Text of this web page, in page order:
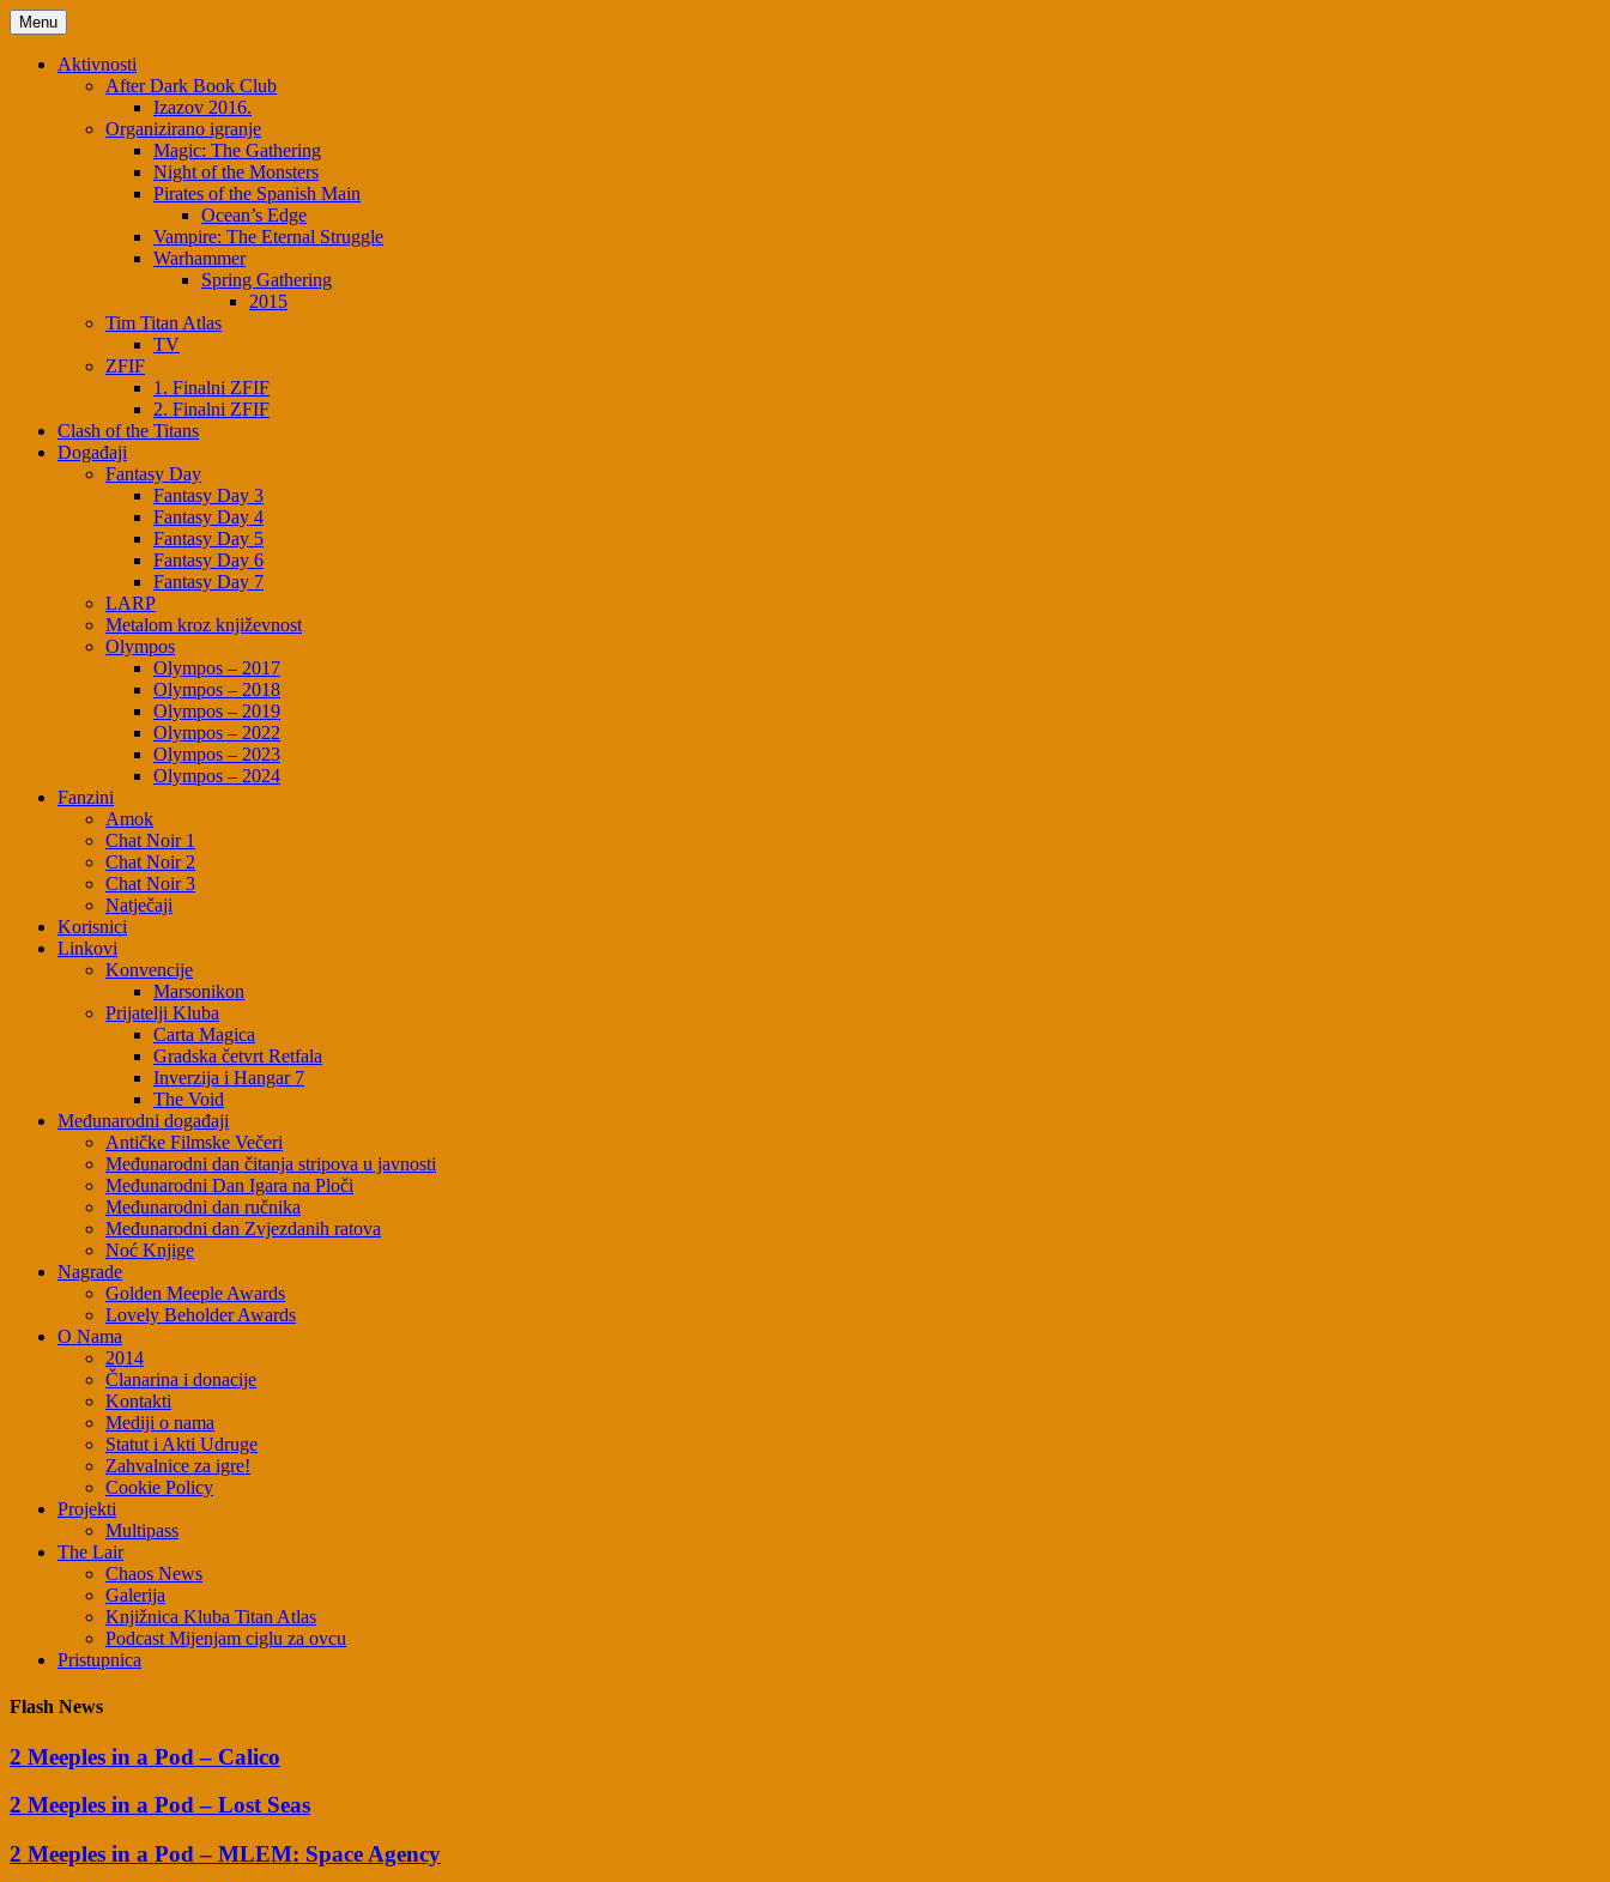
Skip
to
content
Menu
Aktivnosti
After Dark Book Club
Izazov 2016.
Organizirano igranje
Magic: The Gathering
Night of the Monsters
Pirates of the Spanish Main
Ocean’s Edge
Vampire: The Eternal Struggle
Warhammer
Spring Gathering
2015
Tim Titan Atlas
TV
ZFIF
1. Finalni ZFIF
2. Finalni ZFIF
Clash of the Titans
Događaji
Fantasy Day
Fantasy Day 3
Fantasy Day 4
Fantasy Day 5
Fantasy Day 6
Fantasy Day 7
LARP
Metalom kroz književnost
Olympos
Olympos – 2017
Olympos – 2018
Olympos – 2019
Olympos – 2022
Olympos – 2023
Olympos – 2024
Fanzini
Amok
Chat Noir 1
Chat Noir 2
Chat Noir 3
Natječaji
Korisnici
Linkovi
Konvencije
Marsonikon
Prijatelji Kluba
Carta Magica
Gradska četvrt Retfala
Inverzija i Hangar 7
The Void
Međunarodni događaji
Antičke Filmske Večeri
Međunarodni dan čitanja stripova u javnosti
Međunarodni Dan Igara na Ploči
Međunarodni dan ručnika
Međunarodni dan Zvjezdanih ratova
Noć Knjige
Nagrade
Golden Meeple Awards
Lovely Beholder Awards
O Nama
2014
Članarina i donacije
Kontakti
Mediji o nama
Statut i Akti Udruge
Zahvalnice za igre!
Cookie Policy
Projekti
Multipass
The Lair
Chaos News
Galerija
Knjižnica Kluba Titan Atlas
Podcast Mijenjam ciglu za ovcu
Pristupnica
Flash News
2 Meeples in a Pod – Calico
2 Meeples in a Pod – Lost Seas
2 Meeples in a Pod – MLEM: Space Agency